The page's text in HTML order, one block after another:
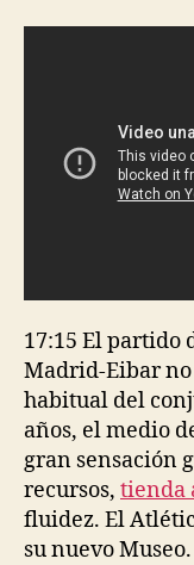
17:15 El partido
Madrid-Eibar
habitual del
años, el medio
gran sensación
recursos, tienda
fluidez. El
su nuevo